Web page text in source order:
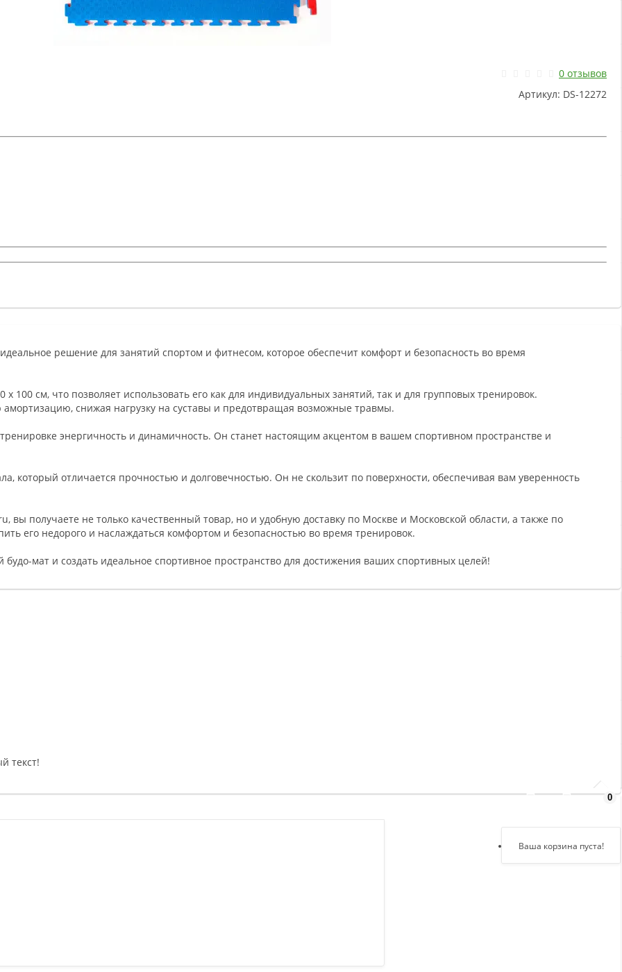
0
Ваша корзина пуста!
0 отзывов
Артикул: DS-12272
решение для занятий спортом и фитнесом, которое обеспечит комфорт и безопасность во время
см, что позволяет использовать его как для индивидуальных занятий, так и для групповых тренировок.
снижая нагрузку на суставы и предотвращая возможные травмы.
энергичность и динамичность. Он станет настоящим акцентом в вашем спортивном пространстве и
который отличается прочностью и долговечностью. Он не скользит по поверхности, обеспечивая вам уверенность
вы получаете не только качественный товар, но и удобную доставку по Москве и Московской области, а также по
его недорого и наслаждаться комфортом и безопасностью во время тренировок.
мат и создать идеальное спортивное пространство для достижения ваших спортивных целей!
текст!